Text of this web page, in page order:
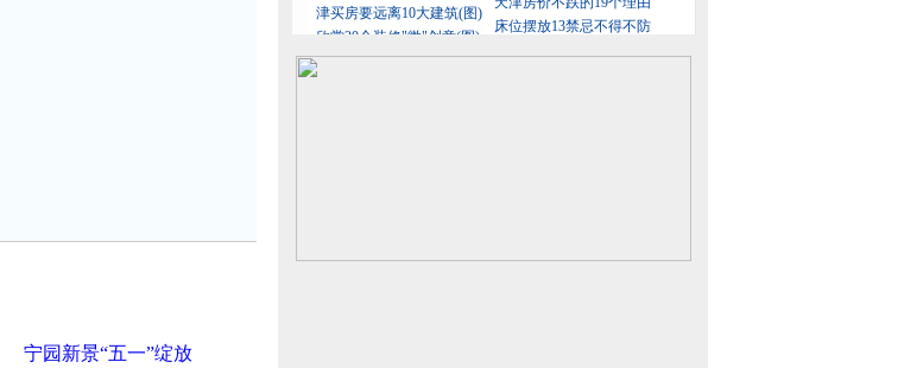
宁园新景“五一”绽放